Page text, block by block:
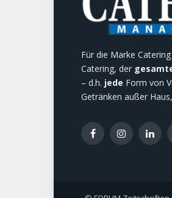
Für die Marke
Catering, der
– d.h. jede Form von
Getränken außer
FacebookInstagram